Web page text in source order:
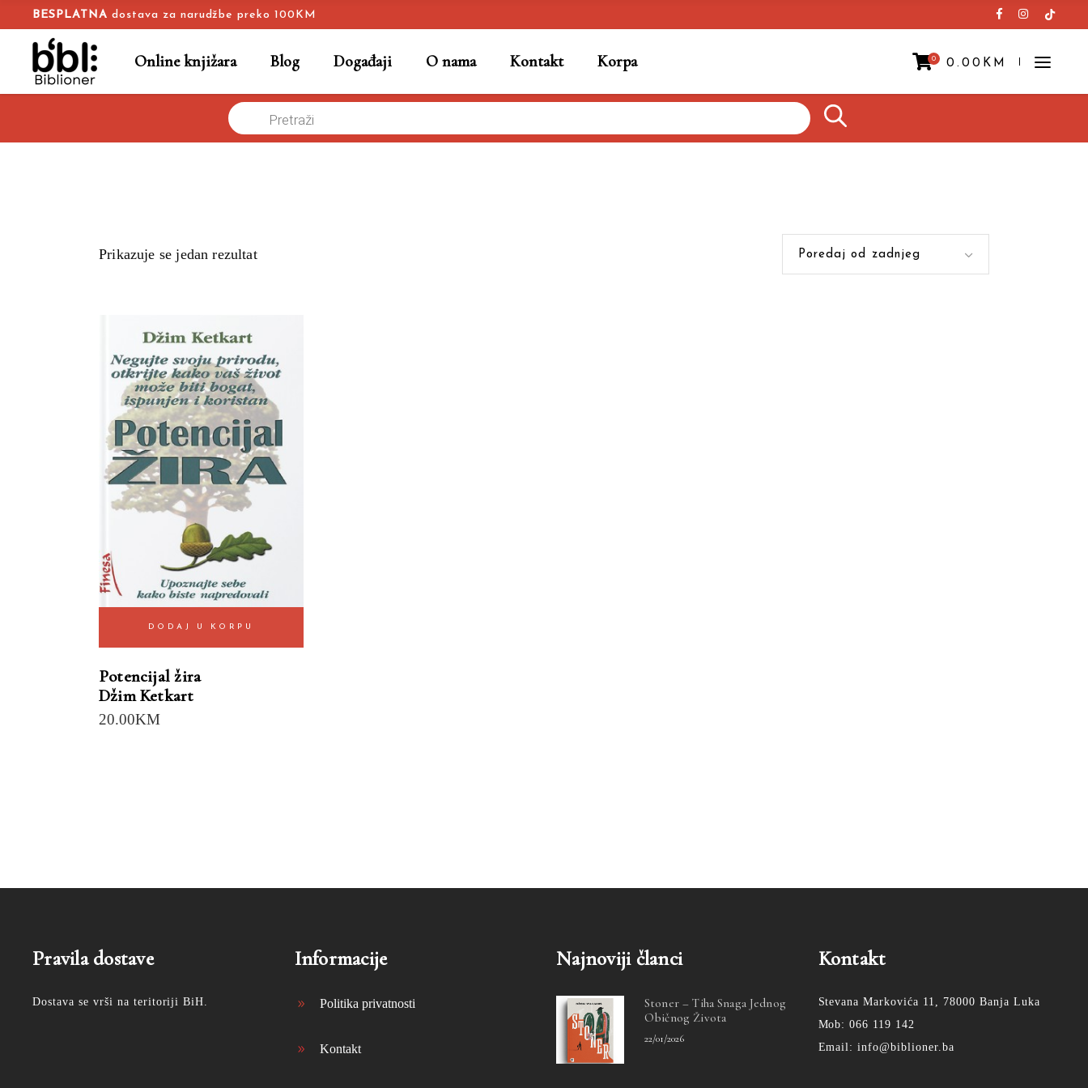
BESPLATNA dostava za narudžbe preko 100KM
Online knjižara Blog Događaji O nama Kontakt Korpa 0 0.00 KM
Prazna korpa.
Products
search
Prikazuje se jedan rezultat Poredaj od zadnjeg
DODAJ U KORPU
Potencijal žira
Džim Ketkart
20.00KM
Pravila dostave
Dostava se vrši na teritoriji BiH.
Informacije
Politika privatnosti
Kontakt
Najnoviji članci
Stoner – Tiha Snaga Jednog
Običnog Života
22/01/2026
Kontakt
Stevana Markovića 11, 78000 Banja Luka
Mob: 066 119 142
Email: info@biblioner.ba